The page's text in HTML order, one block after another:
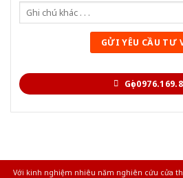
Gọi
Với kinh nghiệm nhiêu năm nghiên cứu cửa